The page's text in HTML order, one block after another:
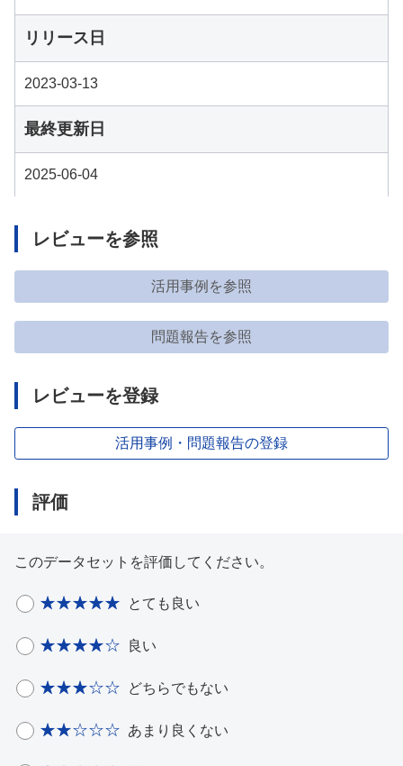
リリース日
2023-03-13
最終更新日
2025-06-04
レビューを参照
活用事例を参照
問題報告を参照
レビューを登録
活用事例・問題報告の登録
評価
このデータセットを評価してください。
とても良い
良い
どちらでもない
あまり良くない